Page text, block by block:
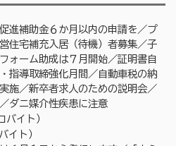
進補助金６か月以内の申請を／プ
住宅補充入居（待機）者募集／子
ォーム助成は７月開始／証明書自
指導取締強化月間／自動車税の納
施／新卒者求人のための説明会／
ダニ媒介性疾患に注意
バイト）
イト）